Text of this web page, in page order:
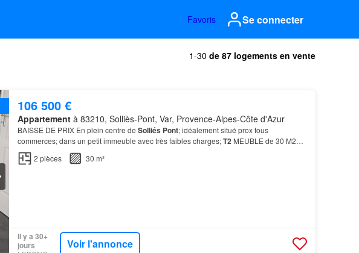
Favoris Se connecter
1-30 de 87 logements en vente
106 500 €
Appartementà 83210, Solliès-Pont, Var, Provence-Alpes-Côte d'Azur
BAISSE DE PRIX En plein centre de Solliés Pont; idéalement situé prox tous
commerces; dans un petit immeuble avec très faibles charges;T2 MEUBLE de 30 M2
rénové au 1er étage; comprenant pièce de vie avec cuisine US; chambre…
2 pièces 30 m²
Il y a 30+
jours
Voir l'annonce